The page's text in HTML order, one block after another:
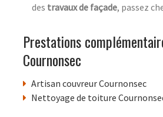
des travaux de façade, passez
Prestations
Cournonsec
Artisan couvreur Cournonsec
Nettoyage de toiture